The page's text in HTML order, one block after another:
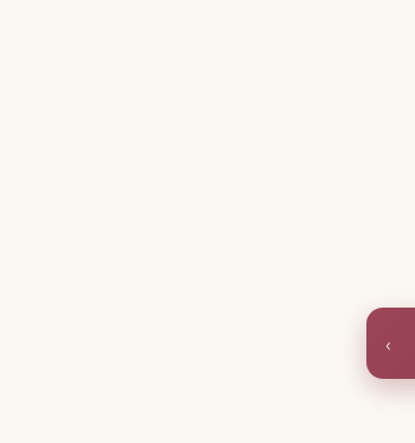
‹